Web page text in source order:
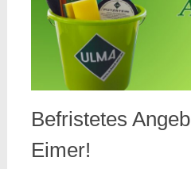
Befristetes
Eimer!